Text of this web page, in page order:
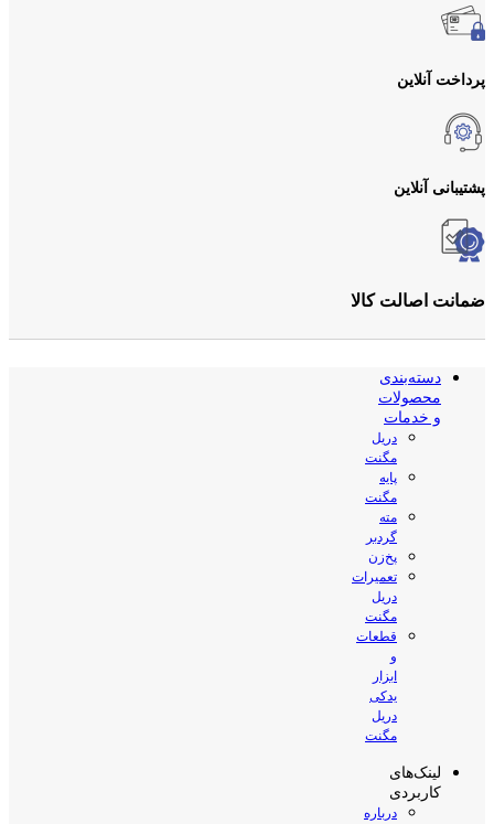
پرداخت آنلاین
پشتیبانی آنلاین
ضمانت اصالت کالا
دسته‌بندی
محصولات
و خدمات
دریل
مگنت
پایه
مگنت
مته
گردبر
پخ‌زن
تعمیرات
دریل
مگنت
قطعات
و
ابزار
یدکی
دریل
مگنت
لینک‌های
کاربردی
درباره